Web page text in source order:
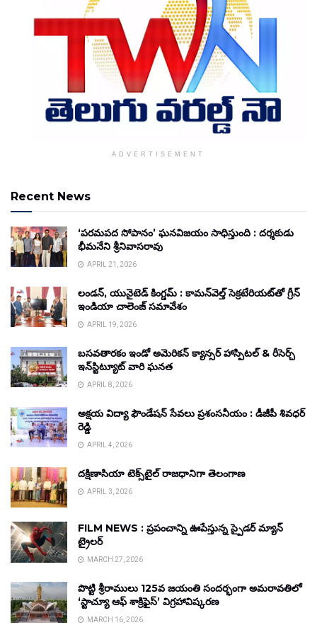
ADVERTISEMENT
Recent News
‘పరమపద సోపానం’ ఘనవిజయం సాధిస్తుంది : దర్శకుడు
భీమనేని శ్రీనివాసరావు
APRIL 21, 2026
లండన్, యునైటెడ్ కింగ్డమ్ : కామన్‌వెల్త్ సెక్రటేరియట్‌తో గ్రీన్
ఇండియా చాలెంజ్ సమావేశం
APRIL 19, 2026
బసవతారకం ఇండో అమెరికన్ క్యాన్సర్ హాస్పిటల్ & రీసెర్చ్
ఇన్‌స్టిట్యూట్ వారి ఘనత
APRIL 8, 2026
అక్షయ విద్యా ఫౌండేషన్ సేవలు ప్రశంసనీయం : డీజీపీ శివధర్
రెడ్డి
APRIL 4, 2026
దక్షిణాసియా టెక్స్‌టైల్ రాజధానిగా తెలంగాణ
APRIL 3, 2026
FILM NEWS : ప్రపంచాన్ని ఊపేస్తున్న స్పైడర్ మ్యాన్
ట్రైలర్
MARCH 27, 2026
పొట్టి శ్రీరాములు 125వ జయంతి సందర్భంగా అమరావతిలో
‘స్టాచ్యూ ఆఫ్ శాక్రిఫైస్’ విగ్రహావిష్కరణ
MARCH 16, 2026